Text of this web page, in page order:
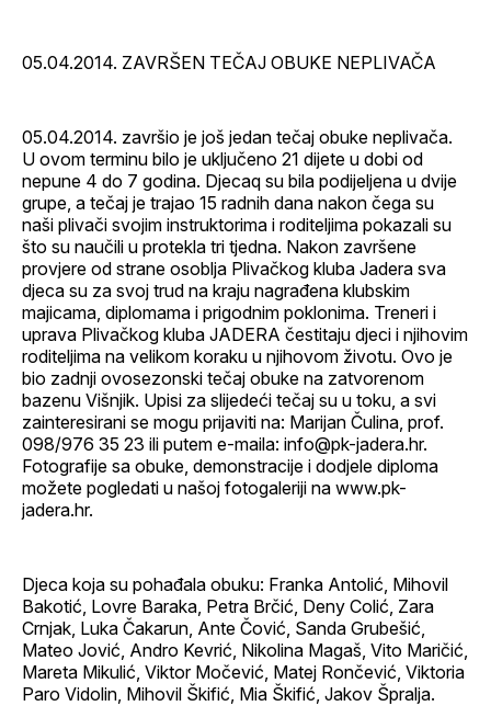
05.04.2014. ZAVRŠEN TEČAJ OBUKE NEPLIVAČA
05.04.2014. završio je još jedan tečaj obuke neplivača.
U ovom terminu bilo je uključeno 21 dijete u dobi od
nepune 4 do 7 godina. Djecaq su bila podijeljena u dvije
grupe, a tečaj je trajao 15 radnih dana nakon čega su
naši plivači svojim instruktorima i roditeljima pokazali su
što su naučili u protekla tri tjedna. Nakon završene
provjere od strane osoblja Plivačkog kluba Jadera sva
djeca su za svoj trud na kraju nagrađena klubskim
majicama, diplomama i prigodnim poklonima. Treneri i
uprava Plivačkog kluba JADERA čestitaju djeci i njihovim
roditeljima na velikom koraku u njihovom životu. Ovo je
bio zadnji ovosezonski tečaj obuke na zatvorenom
bazenu Višnjik. Upisi za slijedeći tečaj su u toku, a svi
zainteresirani se mogu prijaviti na: Marijan Čulina, prof.
098/976 35 23 ili putem e-maila: info@pk-jadera.hr.
Fotografije sa obuke, demonstracije i dodjele diploma
možete pogledati u našoj fotogaleriji na www.pk-
jadera.hr.
Djeca koja su pohađala obuku: Franka Antolić, Mihovil
Bakotić, Lovre Baraka, Petra Brčić, Deny Colić, Zara
Crnjak, Luka Čakarun, Ante Čović, Sanda Grubešić,
Mateo Jović, Andro Kevrić, Nikolina Magaš, Vito Maričić,
Mareta Mikulić, Viktor Močević, Matej Rončević, Viktoria
Paro Vidolin, Mihovil Škifić, Mia Škifić, Jakov Špralja.